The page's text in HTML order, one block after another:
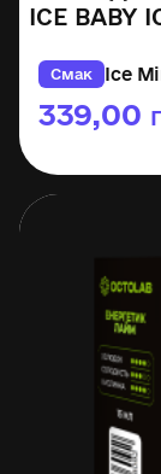
ICE BABY
Смак Ice
339,00